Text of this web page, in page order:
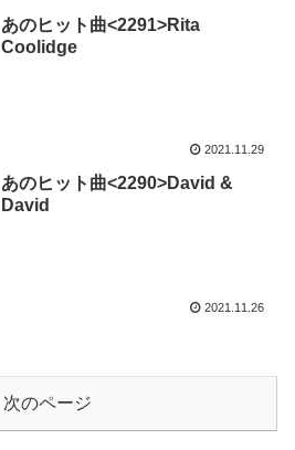
あのヒット曲<2291>Rita
Coolidge
2021.11.29
あのヒット曲<2290>David &
David
2021.11.26
次のページ